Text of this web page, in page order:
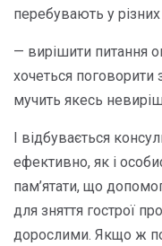
перебувають у різних
— вирішити питання
хочеться
мучить якесь
І відбувається
ефективно, як і
пам’ятати, що
для зняття гострої
дорослими. Якщо ж